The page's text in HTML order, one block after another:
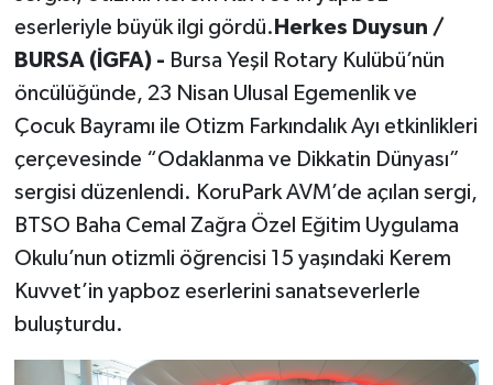
eserleriyle büyük ilgi gördü. Herkes Duysun /
BURSA (İGFA) - Bursa Yeşil Rotary Kulübü’nün
öncülüğünde, 23 Nisan Ulusal Egemenlik ve
Çocuk Bayramı ile Otizm Farkındalık Ayı etkinlikleri
çerçevesinde “Odaklanma ve Dikkatin Dünyası”
sergisi düzenlendi. KoruPark AVM’de açılan sergi,
BTSO Baha Cemal Zağra Özel Eğitim Uygulama
Okulu’nun otizmli öğrencisi 15 yaşındaki Kerem
Kuvvet’in yapboz eserlerini sanatseverlerle
buluşturdu.